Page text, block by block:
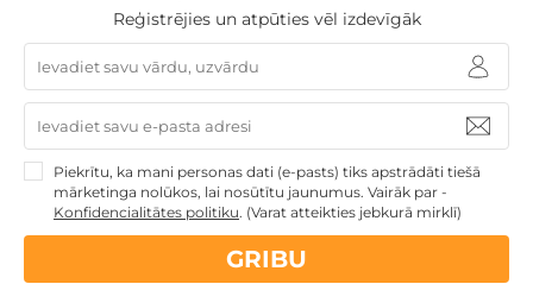
Vairāk informācijas par viesnīcu:
Atpūties greznajā viesnīcā -
Baltic Beach Hotel & SPA
Jūrmalā
Reģistrējies un atpūties vēl izdevīgāk
Piekrītu, ka mani personas dati (e-pasts) tiks apstrādāti tiešā
mārketinga nolūkos, lai nosūtītu jaunumus. Vairāk par -
Konfidencialitātes politiku. (Varat atteikties jebkurā mirklī)
GRIBU